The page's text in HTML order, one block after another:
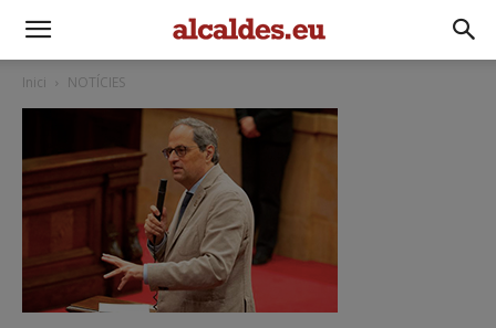
Inici NOTÍCIES